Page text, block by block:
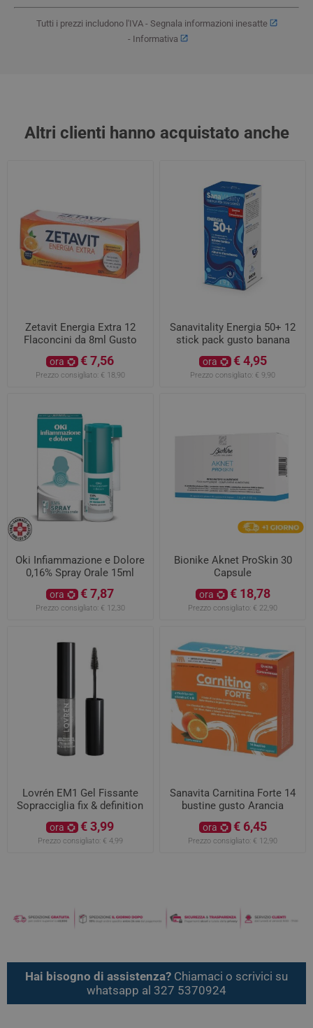
Tutti i prezzi includono l'IVA - Segnala informazioni inesatte
- Informativa
Altri clienti hanno acquistato anche
Zetavit Energia Extra 12
Flaconcini da 8ml Gusto
ora € 7,56
Prezzo consigliato: € 18,90
Sanavitality Energia 50+ 12
stick pack gusto banana
ora € 4,95
Prezzo consigliato: € 9,90
Oki Infiammazione e Dolore
0,16% Spray Orale 15ml
ora € 7,87
Prezzo consigliato: € 12,30
Bionike Aknet ProSkin 30
Capsule
ora € 18,78
Prezzo consigliato: € 22,90
Lovrén EM1 Gel Fissante
Sopracciglia fix & definition
ora € 3,99
Prezzo consigliato: € 4,99
Sanavita Carnitina Forte 14
bustine gusto Arancia
ora € 6,45
Prezzo consigliato: € 12,90
Hai bisogno di assistenza? Chiamaci o scrivici su
whatsapp al 327 5370924